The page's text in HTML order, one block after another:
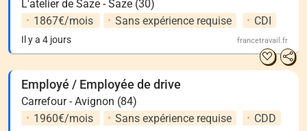
L'atelier de Saze - Saze (30)
1867€/mois
Sans expérience requise CDI
Il y a 4 jours francetravail.fr
Employé / Employée de drive
Carrefour - Avignon (84)
1960€/mois
Sans expérience requise CDD